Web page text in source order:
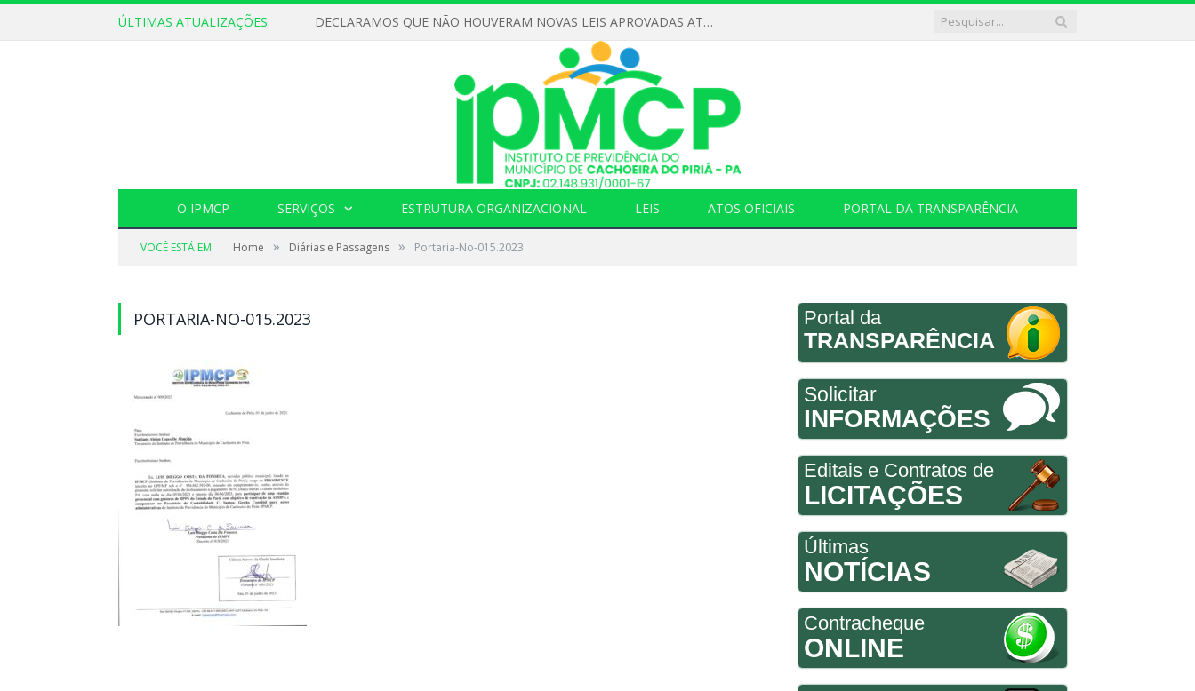
ÚLTIMAS ATUALIZAÇÕES: DECLARAMOS QUE NÃO HOUVERAM NOVAS LEIS APROVADAS ATÉ O MOMENTO PARA O INSTITUTO DE PREVIDÊNCIA NO ANO DE 2026
O IPMCP SERVIÇOS ESTRUTURA ORGANIZACIONAL LEIS ATOS OFICIAIS PORTAL DA TRANSPARÊNCIA
VOCÊ ESTÁ EM: Home » Diárias e Passagens » Portaria-No-015.2023
PORTARIA-NO-015.2023 Portal da
TRANSPARÊNCIA
Solicitar
INFORMAÇÕES
Editais e Contratos de
LICITAÇÕES
Últimas
NOTÍCIAS
Contracheque
ONLINE